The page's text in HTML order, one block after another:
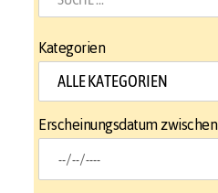
Kategorien
Erscheinungsdatum zwischen